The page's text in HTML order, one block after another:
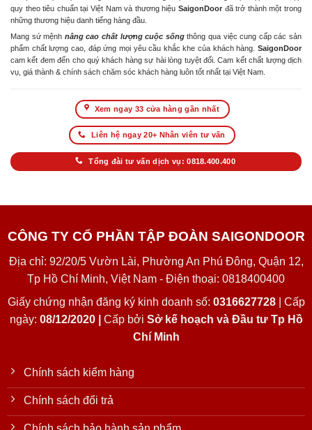
quy theo tiêu chuẩn tại Việt Nam và thương hiệu SaigonDoor đã trở thành một trong
những thương hiệu danh tiếng hàng đầu.
Mang sứ mệnh nâng cao chất lượng cuộc sốngthông qua việc cung cấp các sản
phẩm chất lượng cao, đáp ứng mọi yêu cầu khắc khe của khách hàng. SaigonDoor
cam kết đem đến cho quý khách hàng sự hài lòng tuyệt đối. Cam kết chất lượng dịch
vụ, giá thành & chính sách chăm sóc khách hàng luôn tốt nhất tại Việt Nam.
Xem ngay 33 cửa hàng gần nhất
Liên hệ ngay 20+ Nhân viên tư vấn
Tổng đài tư vấn dịch vụ: 0818.400.400
CÔNG TY CỔ PHẦN TẬP ĐOÀN SAIGONDOOR
Địa chỉ: 92/20/5 Vườn Lài, Phường An Phú Đông, Quận 12,
Tp Hồ Chí Minh, Việt Nam - Điện thoại: 0818400400
Giấy chứng nhận đăng ký kinh doanh số: 0316627728| Cấp
ngày: 08/12/2020 | Cấp bởi Sở kế hoạch và Đầu tư Tp Hồ
Chí Minh
Chính sách kiểm hàng
Chính sách đổi trả